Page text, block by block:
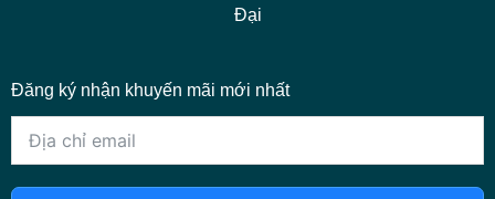
Đại
Đăng ký nhận khuyến mãi mới nhất